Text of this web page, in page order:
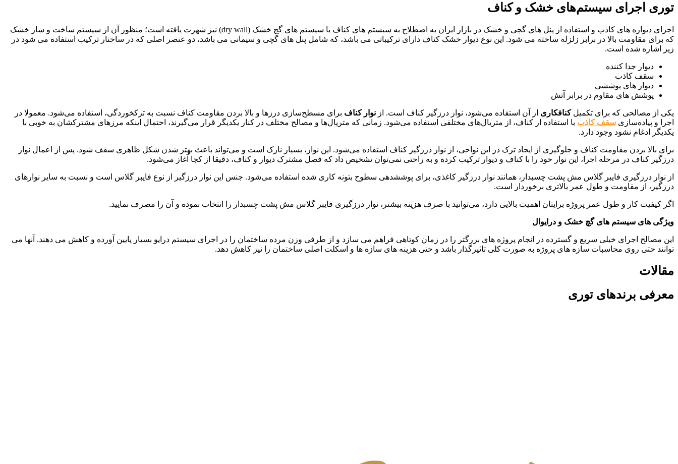
توری اجرای سیستم‌های خشک و کناف
اجرای دیواره های کاذب و استفاده از پنل های گچی و خشک در بازار ایران به اصطلاح به سیستم های کناف یا سیستم های گچ خشک (dry wall) نیز شهرت یافته است؛ منظور آن از سیستم ساخت و ساز خشک
که برای مقاومت بالا در برابر زلزله ساخته می شود. این نوع دیوار خشک کناف دارای ترکیباتی می باشد، که شامل پنل های گچی و سیمانی می باشد، دو عنصر اصلی که در ساختار ترکیب استفاده می شود در
زیر اشاره شده است.
دیوار جدا کننده
سقف کاذب
دیوار های پوششی
پوشش های مقاوم در برابر آتش
یکی از مصالحی که برای تکمیلکنافکاری از آن استفاده می‌شود، نوار درزگیر کناف است. از نوار کناف
برای مسطح‌سازی درز‌ها و بالا بردن مقاومت کناف نسبت به ترک‎خوردگی، استفاده می‌شود. معمولا در
اجرا و پیاده‌سازی سقف کاذب با استفاده از کناف، از متریال‌های مختلفی استفاده می‌شود. زمانی که متریال‌ها و مصالح مختلف در کنار یکدیگر قرار می‌گیرند، احتمال اینکه مرزهای مشترکشان به خوبی با
یکدیگر ادغام نشود وجود دارد.
برای بالا بردن مقاومت کناف و جلوگیری از ایجاد ترک در این نواحی، از نوار درزگیر کناف استفاده می‌شود. این نوار، بسیار نازک است و می‌تواند باعث بهتر شدن شکل ظاهری سقف شود. پس از اعمال نوار
درزگیر کناف در مرحله اجرا، این نوار خود را با کناف و دیوار ترکیب کرده و به راحتی نمی‌توان تشخیص داد که فصل مشترک دیوار و کناف، دقیقا از کجا آغاز می‌شود.
از نوار درزگیری فایبر گلاس مش پشت چسب‎دار، همانند نوار درزگیر کاغذی، برای پوشش‎دهی سطوح بتونه کاری شده استفاده می‌شود. جنس این نوار درزگیر از نوع فایبر گلاس است و نسبت به سایر نوار‌های
درزگیر، از مقاومت و طول عمر بالاتری برخوردار است.
اگر کیفیت کار و طول عمر پروژه برایتان اهمیت بالایی دارد، می‌توانید با صرف هزینه بیشتر، نوار درزگیری فایبر گلاس مش پشت چسب‎دار را انتخاب نموده و آن را مصرف نمایید.
ویژگی های سیستم های گچ خشک و درایوال
این مصالح اجرای خیلی سریع و گسترده در انجام پروژه های بزرگتر را در زمان کوتاهی فراهم می سازد و از طرفی وزن مرده ساختمان را در اجرای سیستم درایو بسیار پایین آورده و کاهش می دهند. آنها می
توانند حتی روی محاسبات سازه های پروژه به صورت کلی تاثیرگذار باشد و حتی هزینه های سازه ها و اسکلت اصلی ساختمان را نیز کاهش دهد.
مقالات
معرفی برندهای توری